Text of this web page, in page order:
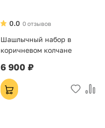
0 отзывов
0.0
Шашлычный набор в
коричневом колчане
6 900 ₽